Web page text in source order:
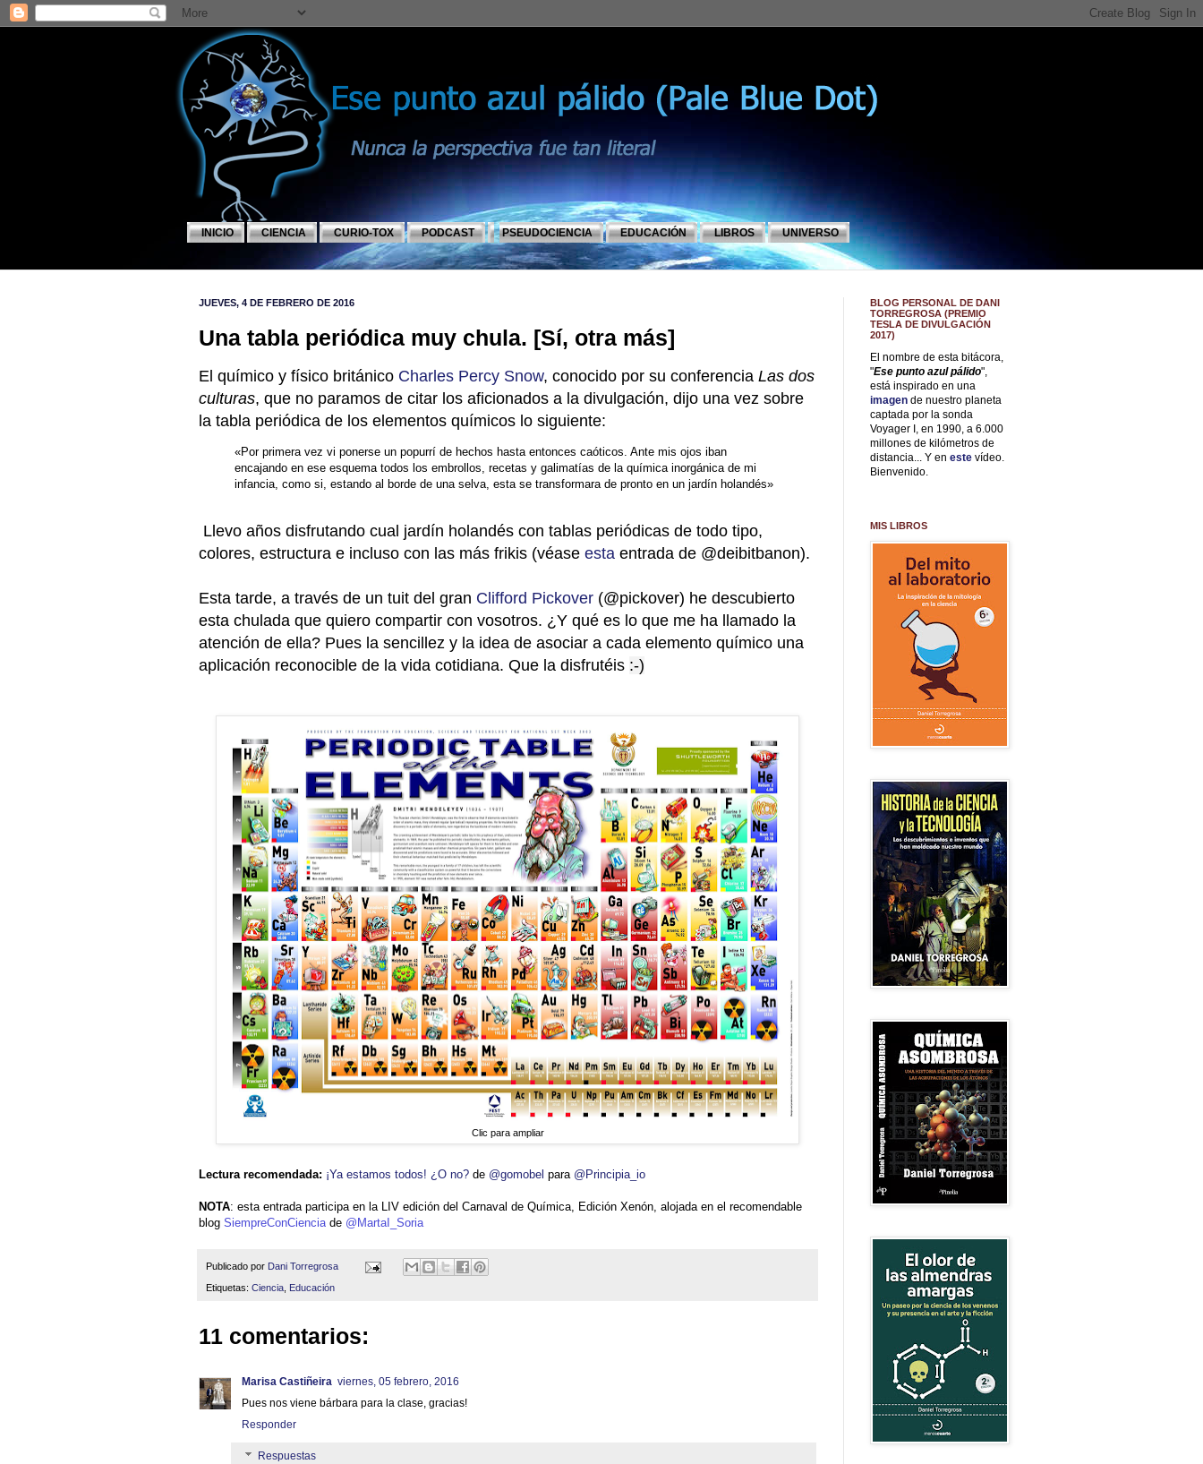
INICIO CIENCIA CURIO-TOX PODCAST PSEUDOCIENCIA EDUCACIÓN LIBROS UNIVERSO
JUEVES, 4 DE FEBRERO DE 2016
Una tabla periódica muy chula. [Sí, otra más]
El químico y físico británico Charles Percy Snow, conocido por su conferencia Las dos
culturas, que no paramos de citar los aficionados a la divulgación, dijo una vez sobre
la tabla periódica de los elementos químicos lo siguiente:
«Por primera vez vi ponerse un popurrí de hechos hasta entonces caóticos. Ante mis ojos iban
encajando en ese esquema todos los embrollos, recetas y galimatías de la química inorgánica de mi
infancia, como si, estando al borde de una selva, esta se transformara de pronto en un jardín holandés»
Llevo años disfrutando cual jardín holandés con tablas periódicas de todo tipo,
colores, estructura e incluso con las más frikis (véase esta entrada de @deibitbanon).
Esta tarde, a través de un tuit del gran Clifford Pickover (@pickover) he descubierto
esta chulada que quiero compartir con vosotros. ¿Y qué es lo que me ha llamado la
atención de ella? Pues la sencillez y la idea de asociar a cada elemento químico una
aplicación reconocible de la vida cotidiana. Que la disfrutéis :-)
Clic para ampliar
Lectura recomendada: ¡Ya estamos todos! ¿O no? de @gomobel para @Principia_io
NOTA: esta entrada participa en la LIV edición del Carnaval de Química, Edición Xenón, alojada en el recomendable
blog SiempreConCiencia de @MartaI_Soria
Publicado por Dani Torregrosa
Etiquetas: Ciencia Educación
11 comentarios:
Marisa Castiñeira viernes, 05 febrero, 2016
Pues nos viene bárbara para la clase, gracias!
Responder
Respuestas
BLOG PERSONAL DE DANI
TORREGROSA (PREMIO
TESLA DE DIVULGACIÓN
2017)
El nombre de esta bitácora,
"Ese punto azul pálido",
está inspirado en una
imagen de nuestro planeta
captada por la sonda
Voyager I, en 1990, a 6.000
millones de kilómetros de
distancia... Y en este vídeo.
Bienvenido.
MIS LIBROS